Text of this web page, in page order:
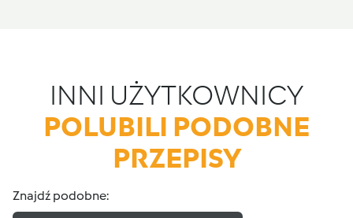
INNI UŻYTKOWNICY
POLUBILI PODOBNE
PRZEPISY
Znajdź podobne: